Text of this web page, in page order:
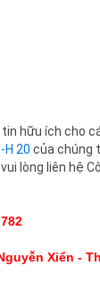
hữu ích cho
H 20 của chúng
lòng liên hệ
Xiển -